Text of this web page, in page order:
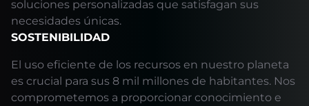
soluciones personalizadas que satisfagan sus
necesidades únicas.
SOSTENIBILIDAD
El uso eficiente de los recursos en nuestro planeta
es crucial para sus 8 mil millones de habitantes. Nos
comprometemos a proporcionar conocimiento e